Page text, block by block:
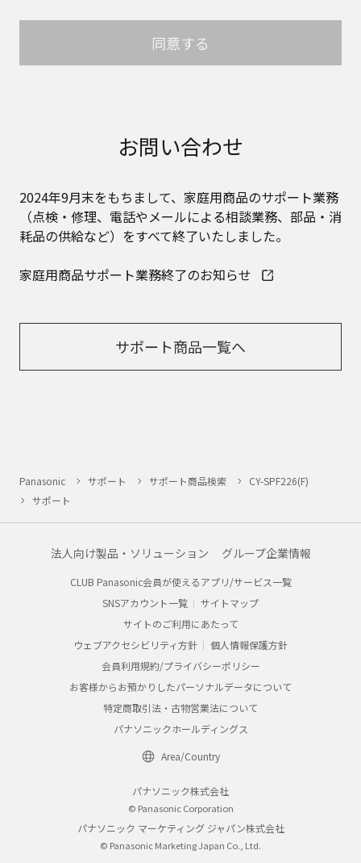
めご了承ください。
本ウェブサイトに公開されている取扱説明書の対
象商品が生産中止などの理由でご購入できない場
のお取り扱いについて。パナソニック株式会社お
ために利用し、その記録を残すことがあります。
また、個人情報を適切に管理し、修理業務を委託
する場合や正当な理由がある場合を除き、第三者
に提供しません。お問い合わせは、ご相談された
窓口にご連絡ください。
なお、本ウェブサイトに公開されている取扱説明
があります。また、本ウェブサイトに公開されて
いる説明書の記載内容と、お客様がお持ちの商品
明書が改訂されている場合、当社の選択により、
ウェブサイトに掲載する場合もあります。ただ
は、商品本体に同梱する取扱説明書の変更の度に
の印刷物が同梱されていることがありますが、本
ウェブサイトではそれらの印刷物は公開しており
ませんことをご了承ください。
安全上のご注意
商品ご使用時の安全上のご注意については、取扱
説明書に記載または別途同梱の別紙にてお客様に
ご提供しておりますが、本ウェブサイトでは別紙
取扱説明書中に記載する安全上のご注意は、法的
す。お手持ちの商品に関し、本ウェブサイトに公
開されている取扱説明書に記載の安全上のご注意
についてのご質問等がありましたら、ご購入店、
お近くの当社商品の取扱店、または当社サービス
同意する
お問い合わせ
2024年9月末をもちまして、家庭用商品のサポート業務
（点検・修理、電話やメールによる相談業務、部品・消
耗品の供給など）をすべて終了いたしました。
家庭用商品サポート業務終了のお知らせ
サポート商品一覧へ
Panasonic サポート サポート商品検索
CY-SPF226(F)
サポート
法人向け製品・ソリューション グループ企業情報
CLUB Panasonic会員が使えるアプリ/サービス一覧
SNSアカウント一覧
サイトマップ
サイトのご利用にあたって
ウェブアクセシビリティ方針
個人情報保護方針
会員利用規約/プライバシーポリシー
お客様からお預かりしたパーソナルデータについて
特定商取引法・古物営業法について
パナソニックホールディングス
Area/Country
パナソニック株式会社
© Panasonic Corporation
パナソニック マーケティング ジャパン株式会社
© Panasonic Marketing Japan Co., Ltd.